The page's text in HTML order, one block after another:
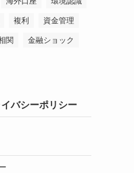
複利 資金管理
関 金融ショック
バシーポリシー